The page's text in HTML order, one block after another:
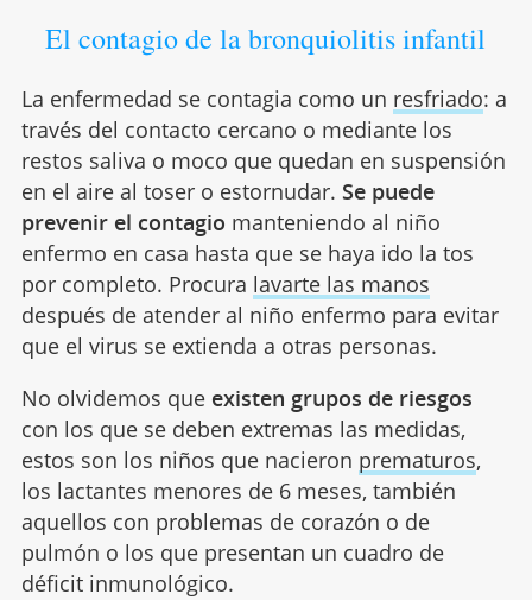
El contagio de la bronquiolitis infantil
La enfermedad se contagia como un resfriado: a
través del contacto cercano o mediante los
restos saliva o moco que quedan en suspensión
en el aire al toser o estornudar. Se puede
prevenir el contagio manteniendo al niño
enfermo en casa hasta que se haya ido la tos
por completo. Procura lavarte las manos
después de atender al niño enfermo para evitar
que el virus se extienda a otras personas.
No olvidemos que existen grupos de riesgos
con los que se deben extremas las medidas,
estos son los niños que nacieron prematuros,
los lactantes menores de 6 meses, también
aquellos con problemas de corazón o de
pulmón o los que presentan un cuadro de
déficit inmunológico.